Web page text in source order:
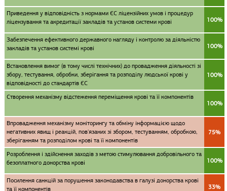
Приведення у відповідність з нормами ЄС ліцензійних умов і процедур
ліцензування та акредитації закладів та установ системи крові
100%
Забезпечення ефективного державного нагляду і контролю за діяльністю
закладів та установ системі крові
100%
Встановлення вимог (в тому числі технічних) до провадження діяльності зі
збору, тестування, обробки, зберігання та розподілу людської крові у
відповідності до стандартів ЄС
100%
Створення механізму відстеження переміщення крові та її компонентів
100%
Впровадження механізму моніторингу та обміну інформацією щодо
негативних явищ і реакцій, пов'язаних зі збором, тестуванням, обробкою,
зберіганням та розподілом крові та її компонентів
75%
Розроблення і здійснення заходів з метою стимулювання добровільного та
безоплатного донорства крові
100%
Посилення санкцій за порушення законодавства в галузі донорства крові
та її компонентів
33%